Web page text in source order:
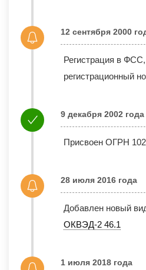
12 сентября 2000
Регистрация в
регистрационный
9 декабря 2002 года
Присвоен ОГРН
28 июля 2016 года
Добавлен новый
ОКВЭД-2 46.1
1 июля 2018 года